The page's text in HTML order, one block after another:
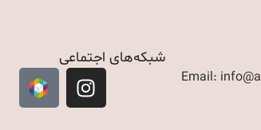
Email:
شبکه‌های اجتماعی